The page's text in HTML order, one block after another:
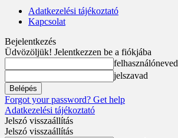
Adatkezelési tájékoztató
Kapcsolat
Bejelentkezés
Üdvözöljük! Jelentkezzen be a fiókjába
felhasználóneved
jelszavad
Forgot your password? Get help
Adatkezelési tájékoztató
Jelszó visszaállítás
Jelszó visszaállítás